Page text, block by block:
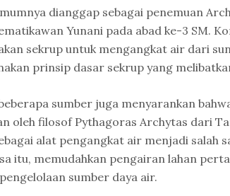
dianggap sebagai penemuan
Yunani pada abad ke-3 SM.
sekrup untuk mengangkat air dari
prinsip dasar sekrup yang
sumber juga menyarankan
oleh filosof Pythagoras Archytas dari
alat pengangkat air menjadi salah
itu, memudahkan pengairan lahan
sumber daya air.